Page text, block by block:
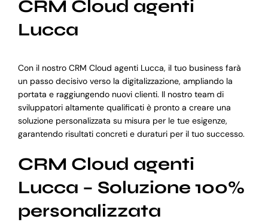
CRM Cloud agenti
Lucca
Con il nostro CRM Cloud agenti Lucca, il tuo business farà
un passo decisivo verso la digitalizzazione, ampliando la
portata e raggiungendo nuovi clienti. Il nostro team di
sviluppatori altamente qualificati è pronto a creare una
soluzione personalizzata su misura per le tue esigenze,
garantendo risultati concreti e duraturi per il tuo successo.
CRM Cloud agenti
Lucca – Soluzione 100%
personalizzata